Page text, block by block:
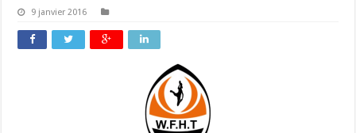
9 janvier 2016